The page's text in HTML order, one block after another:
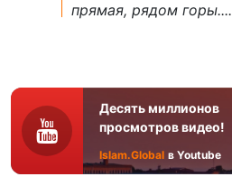
прямая, рядом горы....
Десять миллионов
просмотров видео!
Islam.Global в Youtube